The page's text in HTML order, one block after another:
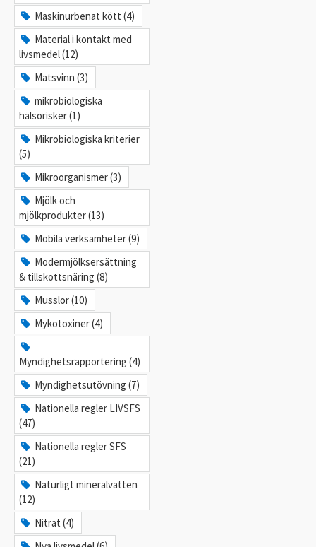
Maskinurbenat kött (4)
Material i kontakt med
livsmedel (12)
Matsvinn (3)
mikrobiologiska
hälsorisker (1)
Mikrobiologiska kriterier
(5)
Mikroorganismer (3)
Mjölk och
mjölkprodukter (13)
Mobila verksamheter (9)
Modermjölksersättning
& tillskottsnäring (8)
Musslor (10)
Mykotoxiner (4)
Myndighetsrapportering (4)
Myndighetsutövning (7)
Nationella regler LIVSFS
(47)
Nationella regler SFS
(21)
Naturligt mineralvatten
(12)
Nitrat (4)